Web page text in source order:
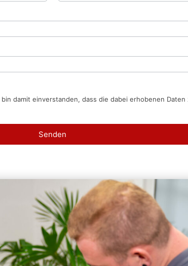
damit einverstanden, dass die dabei erhobenen
Senden